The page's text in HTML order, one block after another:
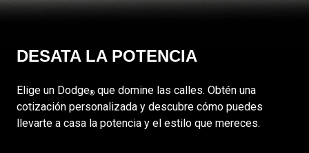
DESATA LA POTENCIA
Elige un Dodge® que domine las calles. Obtén una
cotización personalizada y descubre cómo puedes
llevarte a casa la potencia y el estilo que mereces.